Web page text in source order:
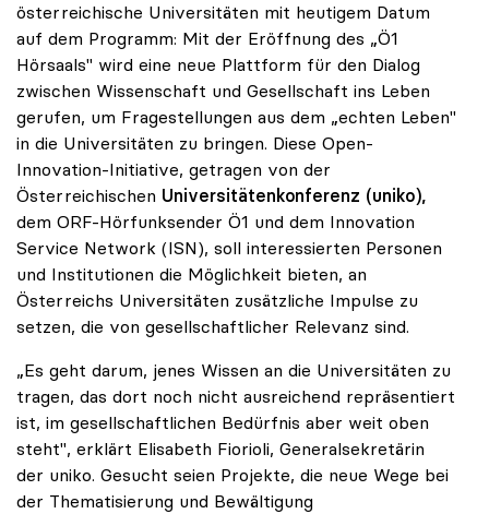
österreichische Universitäten mit heutigem Datum
auf dem Programm: Mit der Eröffnung des „Ö1
Hörsaals" wird eine neue Plattform für den Dialog
zwischen Wissenschaft und Gesellschaft ins Leben
gerufen, um Fragestellungen aus dem „echten Leben"
in die Universitäten zu bringen. Diese Open-
Innovation-Initiative, getragen von der
Österreichischen Universitätenkonferenz (uniko),
dem ORF-Hörfunksender Ö1 und dem Innovation
Service Network (ISN), soll interessierten Personen
und Institutionen die Möglichkeit bieten, an
Österreichs Universitäten zusätzliche Impulse zu
setzen, die von gesellschaftlicher Relevanz sind.
„Es geht darum, jenes Wissen an die Universitäten zu
tragen, das dort noch nicht ausreichend repräsentiert
ist, im gesellschaftlichen Bedürfnis aber weit oben
steht", erklärt Elisabeth Fiorioli, Generalsekretärin
der uniko. Gesucht seien Projekte, die neue Wege bei
der Thematisierung und Bewältigung